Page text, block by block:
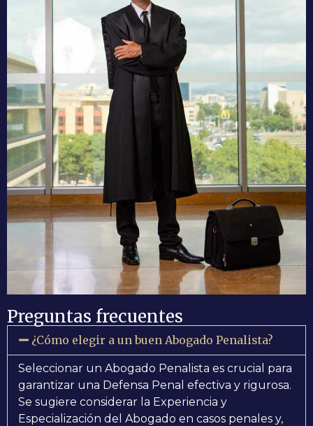
Preguntas frecuentes
¿Cómo elegir a un buen Abogado Penalista?
Seleccionar un Abogado Penalista es crucial para
garantizar una Defensa Penal efectiva y rigurosa.
Se sugiere considerar la Experiencia y
Especialización del Abogado en casos penales y,